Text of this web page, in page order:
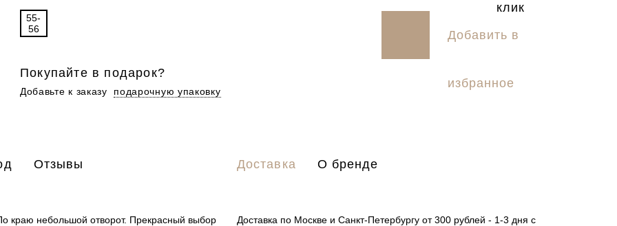
55-
56
Покупайте в подарок?
Добавьте к заказу подарочную упаковку
клик
Купить
Добавить в
избранное
Отзывы
краю небольшой отворот. Прекрасный выбор
Доставка О бренде
Доставка по Москве и Санкт-Петербургу от 300 рублей - 1-3 дня с